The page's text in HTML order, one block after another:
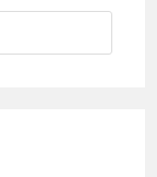
Press
to